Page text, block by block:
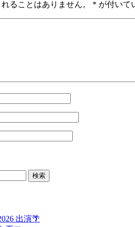
ることはありません。 * が付いて
出演🌴